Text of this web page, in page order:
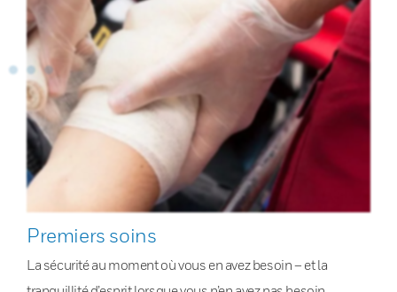
Premiers soins
La sécurité au moment où vous en avez besoin – et la